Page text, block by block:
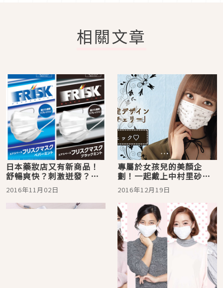
相關文章
日本藥妝店又有新商品！
舒暢爽快？刺激迸發？口
涼錠『FRISK』變成口罩
了！
2016年11月02日
專屬於女孩兒的美顏企
劃！一起戴上中村里砂設
計的TECMASK口罩吧！
2016年12月19日